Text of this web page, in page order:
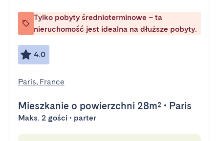
Tylko pobyty średnioterminowe – ta
nieruchomość jest idealna na dłuższe pobyty.
4.0
Paris, France
Mieszkanie o powierzchni 28m² • Paris
Maks. 2 gości • parter